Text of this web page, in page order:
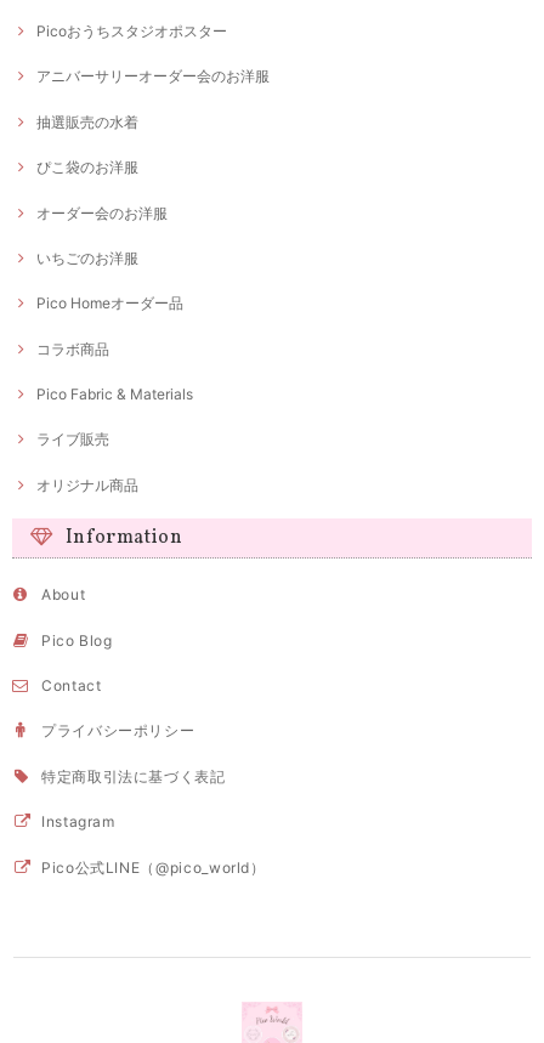
Picoおうちスタジオポスター
アニバーサリーオーダー会のお洋服
抽選販売の水着
ぴこ袋のお洋服
オーダー会のお洋服
いちごのお洋服
Pico Homeオーダー品
コラボ商品
Pico Fabric & Materials
ライブ販売
オリジナル商品
Information
About
Pico Blog
Contact
プライバシーポリシー
特定商取引法に基づく表記
Instagram
Pico公式LINE（@pico_world）